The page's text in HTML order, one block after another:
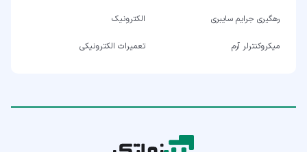
رهگیری جرایم سایبری الکترونیک
میکروکنترلر آرم تعمیرات الکترونیکی